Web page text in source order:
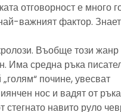
отговорност е много
важният фактор.
Въобще този
Има средна ръка
почине, увесват
нос и вадят от
стегнато навито руло